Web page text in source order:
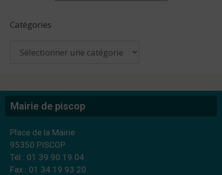
Catégories
Mairie de piscop
Place de la Mairie
95350 PISCOP
Tél : 01 39 90 19 04
Fax : 01 34 19 93 20